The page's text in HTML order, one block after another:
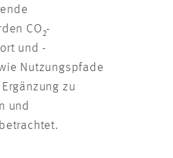
CO₂-
und -
Nutzungspfade
zu
und